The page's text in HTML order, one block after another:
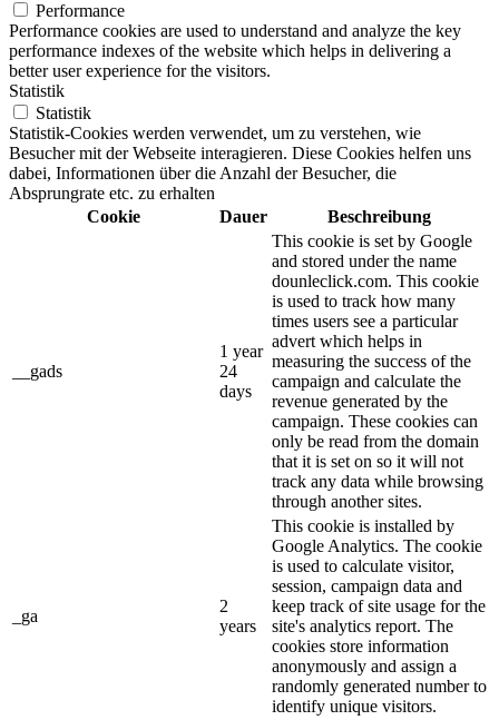
Performance
Performance cookies are used to understand and analyze the key
performance indexes of the website which helps in delivering a
better user experience for the visitors.
Statistik
Statistik
Statistik-Cookies werden verwendet, um zu verstehen, wie
Besucher mit der Webseite interagieren. Diese Cookies helfen uns
dabei, Informationen über die Anzahl der Besucher, die
Absprungrate etc. zu erhalten
Cookie
Dauer Beschreibung
__gads
1 year
24
days
This cookie is set by Google
and stored under the name
dounleclick.com. This cookie
is used to track how many
times users see a particular
advert which helps in
measuring the success of the
campaign and calculate the
revenue generated by the
campaign. These cookies can
only be read from the domain
that it is set on so it will not
track any data while browsing
through another sites.
_ga
2
years
This cookie is installed by
Google Analytics. The cookie
is used to calculate visitor,
session, campaign data and
keep track of site usage for the
site's analytics report. The
cookies store information
anonymously and assign a
randomly generated number to
identify unique visitors.